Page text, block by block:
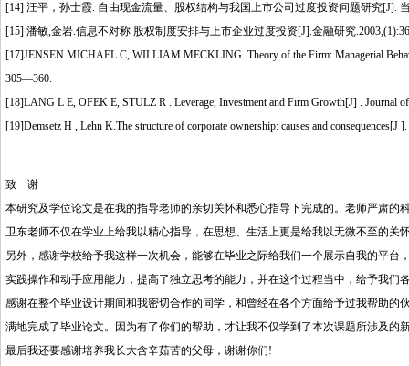
[14] 汪平，孙士霞. 自由现金流量、股权结构与我国上市公司过度投资问题研究[J].
[15] 潘敏,金岩.信息不对称 股权制度安排与上市企业过度投资[J].金融研究
[17]JENSEN MICHAEL C, WILLIAM MECKLING. Theory of the Firm: Managerial
305―360.
[18]LANG L E, OFEK E, STULZ R . Leverage, Investment and Firm Growth[J] . Journal
[19]Demsetz H , Lehn K.The structure of corporate ownership: causes and
致 谢
本研究及学位论文是在我的指导老师的亲切关怀和悉心指导下完成的。老师严肃
卫东老师不仅在学业上给我以精心指导，在思想、生活上更是给我以无微不至的
另外，感谢学校给予我这样一次机会，能够在毕业之际给我们一个展示自我的平
实践操作和动手应用能力，提高了独立思考的能力，并在这个过程当中，给予我
感谢在整个毕业设计期间和我密切合作的同学，和曾经在各个方面给予过我帮助
满地完成了毕业论文。因为有了你们的帮助，才让我不仅学到了本次课题所涉及的
最后我还要感谢培养我长大含辛茹苦的父母，谢谢你们!